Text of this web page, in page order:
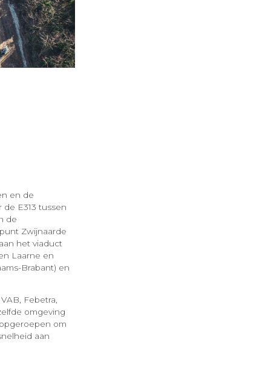
en de
E313 tussen
de
Zwijnaarde
het viaduct
Laarne en
Brabant) en
Febetra,
omgeving
om
aan